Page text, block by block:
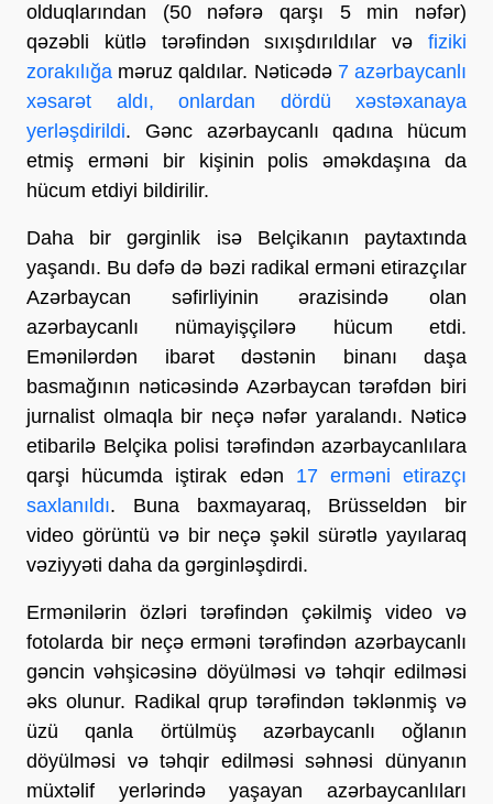
olduqlarından (50 nəfərə qarşı 5 min nəfər)
qəzəbli kütlə tərəfindən sıxışdırıldılar və fiziki
zorakılığa məruz qaldılar. Nəticədə 7 azərbaycanlı
xəsarət aldı, onlardan dördü xəstəxanaya
yerləşdirildi. Gənc azərbaycanlı qadına hücum
etmiş erməni bir kişinin polis əməkdaşına da
hücum etdiyi bildirilir.
Daha bir gərginlik isə Belçikanın paytaxtında
yaşandı. Bu dəfə də bəzi radikal erməni etirazçılar
Azərbaycan səfirliyinin ərazisində olan
azərbaycanlı nümayişçilərə hücum etdi.
Emənilərdən ibarət dəstənin binanı daşa
basmağının nəticəsində Azərbaycan tərəfdən biri
jurnalist olmaqla bir neçə nəfər yaralandı. Nəticə
etibarilə Belçika polisi tərəfindən azərbaycanlılara
qarşi hücumda iştirak edən 17 erməni etirazçı
saxlanıldı. Buna baxmayaraq, Brüsseldən bir
video görüntü və bir neçə şəkil sürətlə yayılaraq
vəziyyəti daha da gərginləşdirdi.
Ermənilərin özləri tərəfindən çəkilmiş video və
fotolarda bir neçə erməni tərəfindən azərbaycanlı
gəncin vəhşicəsinə döyülməsi və təhqir edilməsi
əks olunur. Radikal qrup tərəfindən təklənmiş və
üzü qanla örtülmüş azərbaycanlı oğlanın
döyülməsi və təhqir edilməsi səhnəsi dünyanın
müxtəlif yerlərində yaşayan azərbaycanlıları